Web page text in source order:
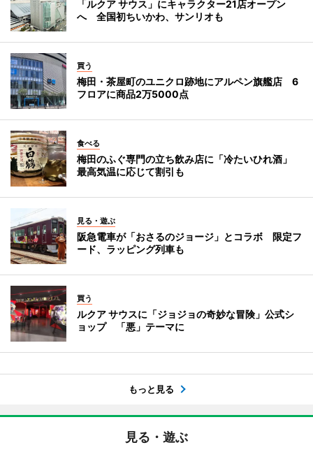
「ルクア サウス」にキャラクター21店オープン
へ 全国初ちいかわ、サンリオも
買う
梅田・茶屋町のユニクロ跡地にアルペン旗艦店 6
フロアに商品2万5000点
食べる
梅田のふぐ専門の立ち飲み店に「冷たいひれ酒」
最高気温に応じて割引も
見る・遊ぶ
阪急電車が「おさるのジョージ」とコラボ 限定フ
ード、ラッピング列車も
買う
ルクア サウスに「ジョジョの奇妙な冒険」公式シ
ョップ 「悪」テーマに
もっと見る
見る・遊ぶ